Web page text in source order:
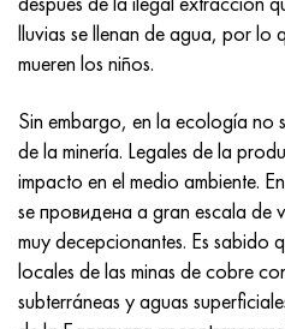
lluvias se llenan de agua, por lo
mueren los niños.
Sin embargo, en la ecología no
de la minería. Legales de la
impacto en el medio ambiente.
se провидена a gran escala de
muy decepcionantes. Es sabido
locales de las minas de cobre
subterráneas y aguas
Incotherm
incotest
Jette M152
Cobalto 6B
maraging 250
René 41
47ND
47НХР
49KF
49K2F, 49K2FA-VI
Aleación 50N
Aleación 50NP
HN62VMYUT
HN62MVKYU
HN63MB
XN65VM
KhN65VMTYu
KhN67MVTYu
VT-35
PT-1M
PT-3V
PT-7M
2B
SPT-2 sv
1.4466 - AISI 310MoLn
Aleación Al6xn
15-7Ph® - 1.4532
PH 13-8 meses - 1.4534
1.4542 - 17-4Ph®
Custom 455® - 1.4543 - uns
10X17H13M3T
10X18N18Yu4D
11X11N2V2MF
12Х18Н9Т
13X11N2V2MF
15x11mf
2,0872, CuNi10Fe1Mn,
Bronce aluminio silicio
CW301G, C64200
bronce de silicio
C65500, CuAl11Fe3
C65620, CuSi3Fe2Zn3
latón rojo
C84400, CuSn2ZnPb
C83600, CuSn5ZnPb
45G2, 45g2, AISI 1144
Aleación de acero estructural
10g2, 10g2, AISI 1513
12X2H4A, 15NiCr13, 1.5752
AC14, 11SMnPb30
20G, 20mn5
Р6М5, 1.3343, hs6-5-2, sw7m
Р6М5К5, 1.3243, hs6-5-2-5
R6M5F3, 1.3344, hs6-5-3
9М4К8,1.3207
R12F3, 1.3318, sw12
P18, 1,3355, hs18-0-1, sw18